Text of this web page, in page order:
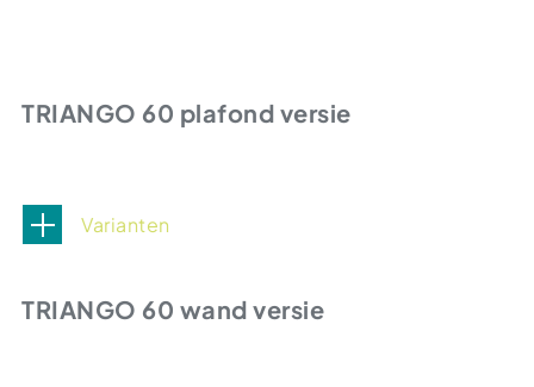
TRIANGO 60 plafond versie
Varianten
TRIANGO 60 wand versie